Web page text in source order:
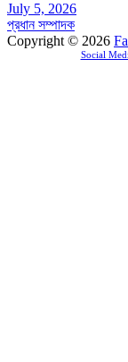
July 5, 2026
প্রধান সম্পাদক
Copyright © 2026
Social